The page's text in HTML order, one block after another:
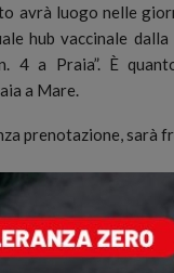
avrà luogo nelle
hub vaccinale
4 a Praia”. È
a Mare.
prenotazione, sarà
da un
sanitaria
dell’azione